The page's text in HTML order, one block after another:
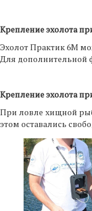
Крепление эхолота
Эхолот Практик 6М
Для дополнительной
Крепление эхолота
При ловле хищной
этом оставались